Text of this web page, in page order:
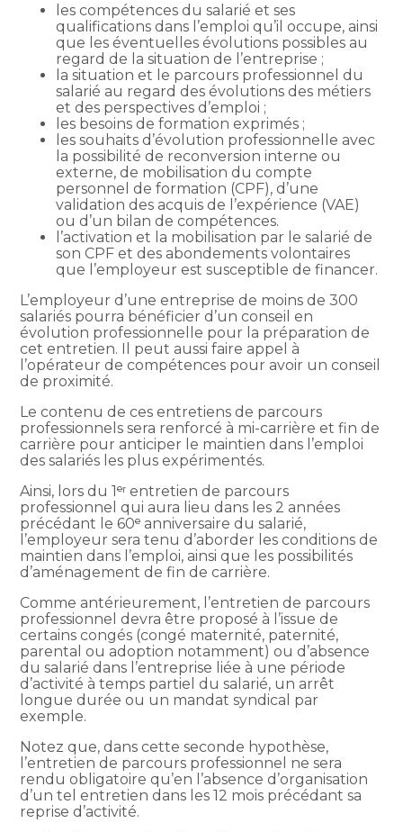
les compétences du salarié et ses
qualifications dans l’emploi qu’il occupe, ainsi
que les éventuelles évolutions possibles au
regard de la situation de l’entreprise ;
la situation et le parcours professionnel du
salarié au regard des évolutions des métiers
et des perspectives d’emploi ;
les besoins de formation exprimés ;
les souhaits d’évolution professionnelle avec
la possibilité de reconversion interne ou
externe, de mobilisation du compte
personnel de formation (CPF), d’une
validation des acquis de l’expérience (VAE)
ou d’un bilan de compétences.
l’activation et la mobilisation par le salarié de
son CPF et des abondements volontaires
que l’employeur est susceptible de financer.
L’employeur d’une entreprise de moins de 300
salariés pourra bénéficier d’un conseil en
évolution professionnelle pour la préparation de
cet entretien. Il peut aussi faire appel à
l’opérateur de compétences pour avoir un conseil
de proximité.
Le contenu de ces entretiens de parcours
professionnels sera renforcé à mi-carrière et fin de
carrière pour anticiper le maintien dans l’emploi
des salariés les plus expérimentés.
Ainsi, lors du 1ᵉʳ entretien de parcours
professionnel qui aura lieu dans les 2 années
précédant le 60ᵉ anniversaire du salarié,
l’employeur sera tenu d’aborder les conditions de
maintien dans l’emploi, ainsi que les possibilités
d’aménagement de fin de carrière.
Comme antérieurement, l’entretien de parcours
professionnel devra être proposé à l’issue de
certains congés (congé maternité, paternité,
parental ou adoption notamment) ou d’absence
du salarié dans l’entreprise liée à une période
d’activité à temps partiel du salarié, un arrêt
longue durée ou un mandat syndical par
exemple.
Notez que, dans cette seconde hypothèse,
l’entretien de parcours professionnel ne sera
rendu obligatoire qu’en l’absence d’organisation
d’un tel entretien dans les 12 mois précédant sa
reprise d’activité.